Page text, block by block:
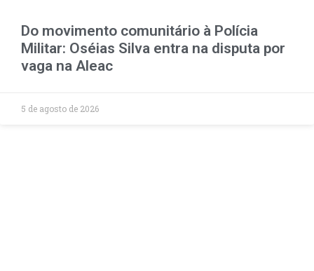
Do movimento comunitário à Polícia
Militar: Oséias Silva entra na disputa por
vaga na Aleac
5 de agosto de 2026